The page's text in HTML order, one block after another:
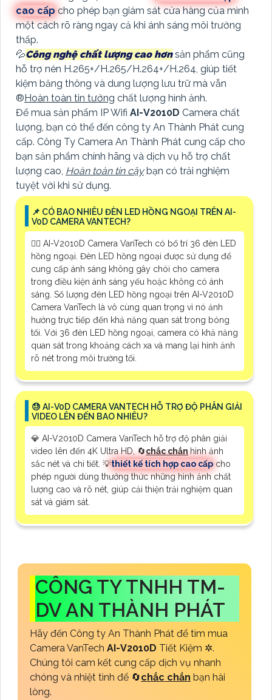
cao cấp cho phép bạn giám sát cửa hàng của mình
một cách rõ ràng ngay cả khi ánh sáng môi trường
thấp.
💦Công nghệ chất lượng cao hơnsản phẩm cũng
hỗ trợ nén H.265+/H.265/H.264+/H.264, giúp tiết
kiệm băng thông và dung lượng lưu trữ mà vẫn
®️Hoàn toàn tin tưởng chất lượng hình ảnh.
Để mua sản phẩm IP Wifi AI-V2010D Camera chất
lượng, bạn có thể đến công ty An Thành Phát cung
cấp. Công Ty Camera An Thành Phát cung cấp cho
bạn sản phẩm chính hãng và dịch vụ hỗ trợ chất
lượng cao, Hoàn toàn tin cậybạn có trải nghiệm
tuyệt vời khi sử dụng.
📌 CÓ BAO NHIÊU ĐÈN LED HỒNG NGOẠI TRÊN AI-
V0D CAMERA VANTECH?
🙆‍♀️ AI-V2010D Camera VanTech có bố trí 36 đèn LED
hồng ngoại. Đèn LED hồng ngoại được sử dụng để
cung cấp ánh sáng không gây chói cho camera
trong điều kiện ánh sáng yếu hoặc không có ánh
sáng. Số lượng đèn LED hồng ngoại trên AI-V2010D
Camera VanTech là vô cùng quan trọng vì nó ảnh
hưởng trực tiếp đến khả năng quan sát trong bóng
tối. Với 36 đèn LED hồng ngoại, camera có khả năng
quan sát trong khoảng cách xa và mang lại hình ảnh
rõ nét trong môi trường tối.
😓 AI-V0D CAMERA VANTECH HỖ TRỢ ĐỘ PHÂN GIẢI
VIDEO LÊN ĐẾN BAO NHIÊU?
💎 AI-V2010D Camera VanTech hỗ trợ độ phân giải
video lên đến 4K Ultra HD, 🔄chắc chắn hình ảnh
sắc nét và chi tiết. 💡thiết kế tích hợp cao cấp cho
phép người dùng thưởng thức những hình ảnh chất
lượng cao và rõ nét, giúp cải thiện trải nghiệm quan
sát và giám sát.
CÔNG TY TNHH TM-
DV AN THÀNH PHÁT
Hãy đến Công ty An Thành Phát để tìm mua
Camera VanTech AI-V2010D Tiết Kiệm ✲.
Chúng tôi cam kết cung cấp dịch vụ nhanh
chóng và nhiệt tình để 🔄chắc chắn bạn hài
lòng.